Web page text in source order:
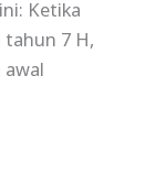
Ketika
7 H,
awal